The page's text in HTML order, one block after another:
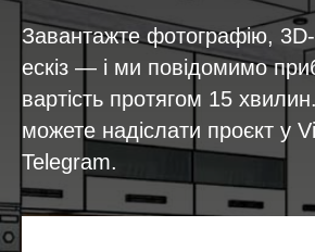
Завантажте фотографію,
ескіз — і ми повідомимо
вартість протягом 15
можете надіслати проєкт у
Telegram.